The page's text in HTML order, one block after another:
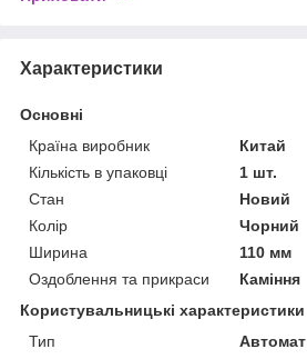
Характеристики
Основні
Країна виробник
Китай
Кількість в упаковці
1 шт.
Стан
Новий
Колір
Чорний
Ширина
110 мм
Оздоблення та прикраси
Каміння
Користувальницькі характеристики
Тип
Автомат